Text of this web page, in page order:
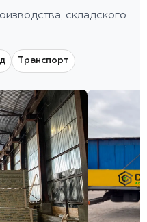
складского
Транспорт